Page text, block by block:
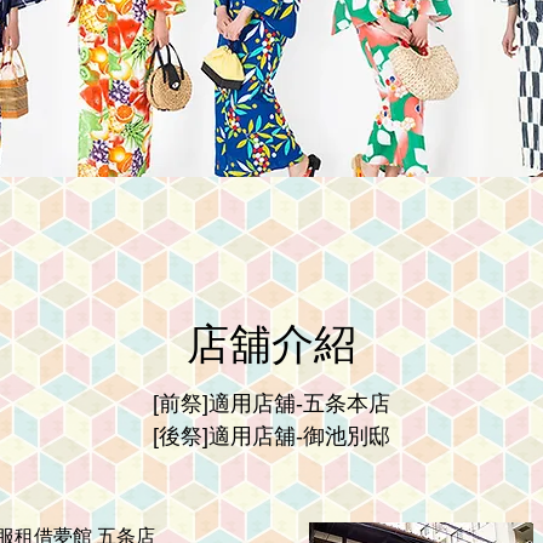
店舖介紹
[前祭]適用店舖-五条本店
[後祭]適用店舖-御池別邸
租借夢館 五条店